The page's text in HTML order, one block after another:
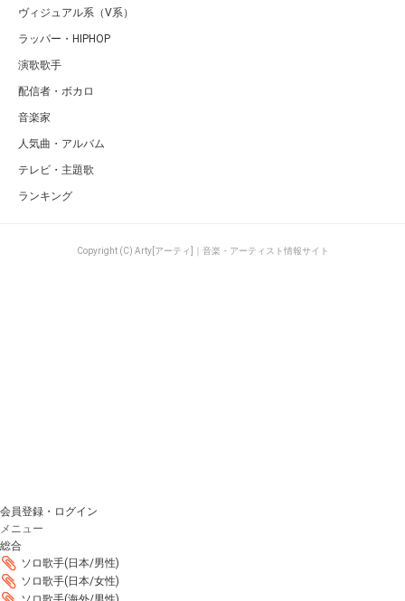
ヴィジュアル系（V系）
ラッパー・HIPHOP
演歌歌手
配信者・ボカロ
音楽家
人気曲・アルバム
テレビ・主題歌
ランキング
Copyright (C) Arty[アーティ]｜音楽・アーティスト情報サイト
会員登録・ログイン
メニュー
総合
ソロ歌手(日本/男性)
ソロ歌手(日本/女性)